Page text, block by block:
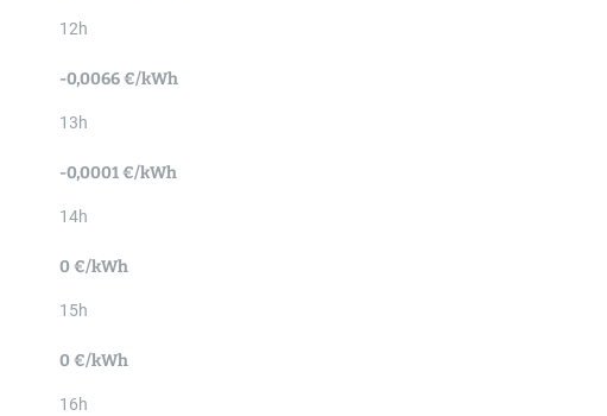
12h
-0,0066 €/kWh
13h
-0,0001 €/kWh
14h
0 €/kWh
15h
0 €/kWh
16h